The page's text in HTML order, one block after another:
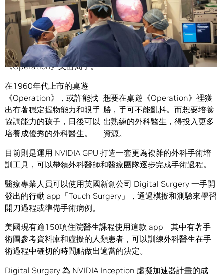
外科醫生緊握鑷子，小心翼翼地想要取下患者肘部上的尺骨
端，不過手滑了一下，「叭」的一聲! 這回合的經典桌遊
《Operation》又出局了。
想要在桌遊《Operation》裡獲
勝，手可不能亂抖。而想要培養
出熟練的外科醫生，得投入更多
資源。
在1960年代上市的桌遊
《Operation》，或許能找
出有著穩定握物能力和眼手
協調能力的孩子，日後可以
培養成優秀的外科醫生。
目前則是運用 NVIDIA GPU 打造一套更為複雜的外科手術培
訓工具，可以帶領外科醫師和醫療團隊逐步完成手術過程。
醫療專業人員可以使用英國新創公司 Digital Surgery 一手開
發出的行動 app「Touch Surgery」，通過模擬和測驗來學習
開刀過程或準備手術病例。
美國現有逾150項住院醫生課程使用這款 app，其中有著手
術圖參考資料庫和虛擬的人類患者，可以訓練外科醫生在手
術過程中確切的時間點做出適當的決定。
Digital Surgery 為 NVIDIA Inception 虛擬加速器計畫的成